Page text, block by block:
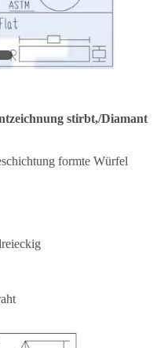
stirbt,/Diamant
formte Würfel